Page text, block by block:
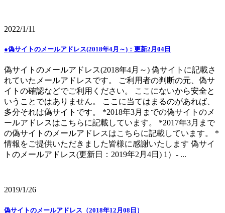
2022/1/11
●偽サイトのメールアドレス(2018年4月～)：更新2月04日
偽サイトのメールアドレス(2018年4月～) 偽サイトに記載さ
れていたメールアドレスです。 ご利用者の判断の元、偽サ
イトの確認などでご利用ください。 ここにないから安全と
いうことではありません。 ここに当てはまるのがあれば、
多分それは偽サイトです。 *2018年3月までの偽サイトのメ
ールアドレスはこちらに記載しています。 *2017年3月まで
の偽サイトのメールアドレスはこちらに記載しています。 *
情報をご提供いただきました皆様に感謝いたします 偽サイ
トのメールアドレス(更新日：2019年2月4日) 1）- ...
2019/1/26
偽サイトのメールアドレス（2018年12月08日）